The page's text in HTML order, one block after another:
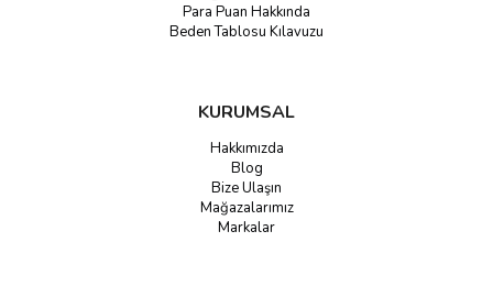
Para Puan Hakkında
Beden Tablosu Kılavuzu
KURUMSAL
Hakkımızda
Blog
Bize Ulaşın
Mağazalarımız
Markalar